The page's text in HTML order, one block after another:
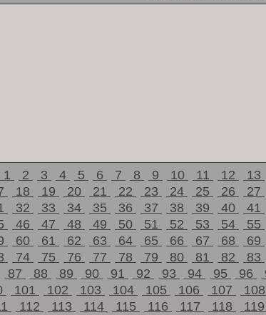
1 2 3 4 5 6 7 8 9 10 11 12 13
18 19 20 21 22 23 24 25 26 27
32 33 34 35 36 37 38 39 40 41
46 47 48 49 50 51 52 53 54 55
60 61 62 63 64 65 66 67 68 69
74 75 76 77 78 79 80 81 82 83
87
88 89 90 91 92 93 94 95 96
101 102 103 104 105 106 107 108
112 113 114 115 116 117 118 119